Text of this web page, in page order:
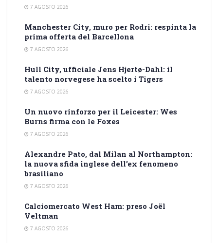
7 AGOSTO 2026
Manchester City, muro per Rodri: respinta la
prima offerta del Barcellona
7 AGOSTO 2026
Hull City, ufficiale Jens Hjertø-Dahl: il
talento norvegese ha scelto i Tigers
7 AGOSTO 2026
Un nuovo rinforzo per il Leicester: Wes
Burns firma con le Foxes
7 AGOSTO 2026
Alexandre Pato, dal Milan al Northampton:
la nuova sfida inglese dell’ex fenomeno
brasiliano
7 AGOSTO 2026
Calciomercato West Ham: preso Joël
Veltman
7 AGOSTO 2026